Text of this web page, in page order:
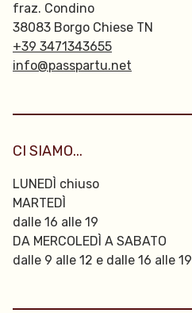
fraz. Condino
38083 Borgo Chiese TN
+39 3471343655
info@passpartu.net
CI SIAMO...
LUNEDÌ chiuso
MARTEDÌ
dalle 16 alle 19
DA MERCOLEDÌ A SABATO
dalle 9 alle 12 e dalle 16 alle 19